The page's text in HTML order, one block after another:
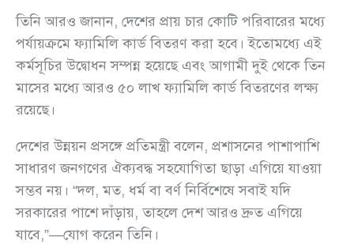
তিনি আরও জানান, দেশের প্রায় চার কোটি পরিবারের মধ্যে
পর্যায়ক্রমে ফ্যামিলি কার্ড বিতরণ করা হবে। ইতোমধ্যে এই
কর্মসূচির উদ্বোধন সম্পন্ন হয়েছে এবং আগামী দুই থেকে তিন
মাসের মধ্যে আরও ৫০ লাখ ফ্যামিলি কার্ড বিতরণের লক্ষ্য
রয়েছে।
দেশের উন্নয়ন প্রসঙ্গে প্রতিমন্ত্রী বলেন, প্রশাসনের পাশাপাশি
সাধারণ জনগণের ঐক্যবদ্ধ সহযোগিতা ছাড়া এগিয়ে যাওয়া
সম্ভব নয়। “দল, মত, ধর্ম বা বর্ণ নির্বিশেষে সবাই যদি
সরকারের পাশে দাঁড়ায়, তাহলে দেশ আরও দ্রুত এগিয়ে
যাবে,”—যোগ করেন তিনি।